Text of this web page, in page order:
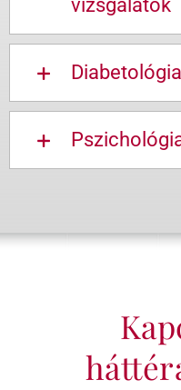
vizsgálatok